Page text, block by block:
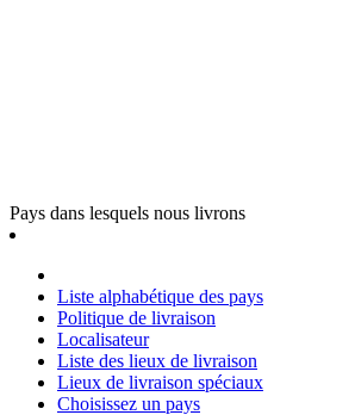
Pays dans lesquels nous livrons
Liste alphabétique des pays
Politique de livraison
Localisateur
Liste des lieux de livraison
Lieux de livraison spéciaux
Choisissez un pays